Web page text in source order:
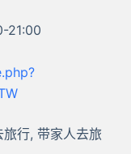
21:00
行, 带家人去旅